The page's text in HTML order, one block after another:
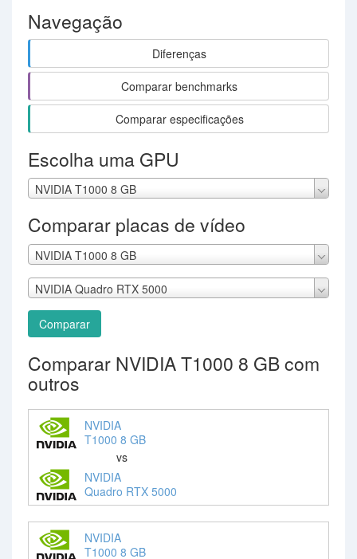
Navegação
Diferenças
Comparar benchmarks
Comparar especificações
Escolha uma GPU
NVIDIA T1000 8 GB
Comparar placas de vídeo
NVIDIA T1000 8 GB
NVIDIA Quadro RTX 5000
Comparar
Comparar NVIDIA T1000 8 GB com
outros
NVIDIA
T1000 8 GB
vs
NVIDIA
Quadro RTX 5000
NVIDIA
T1000 8 GB